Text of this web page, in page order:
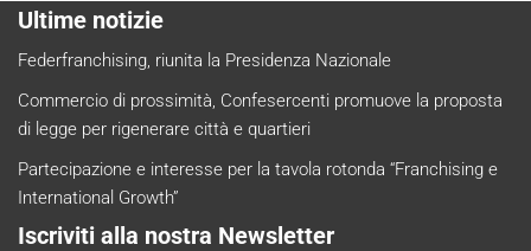
Ultime notizie
Federfranchising, riunita la Presidenza Nazionale
Commercio di prossimità, Confesercenti promuove la proposta
di legge per rigenerare città e quartieri
Partecipazione e interesse per la tavola rotonda “Franchising e
International Growth”
Iscriviti alla nostra Newsletter